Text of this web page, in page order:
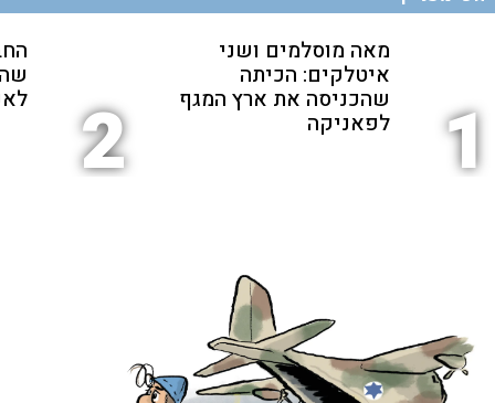
1
מאה מוסלמים ושני
איטלקים: הכיתה
שהכניסה את ארץ המגף
לפאניקה 2